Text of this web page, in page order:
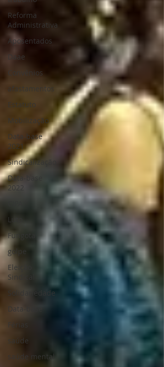
Reforma
Administrativa
Aposentados
Daae
Convênios
afastamentos
Estatuto
Mobilização
Data-base
2021
Sindicalização
Data-base
2022
Luto
Fungota
golpe
Eleição
Sindical
Solidariedade
Data-base
Férias
saúde
saúde mental